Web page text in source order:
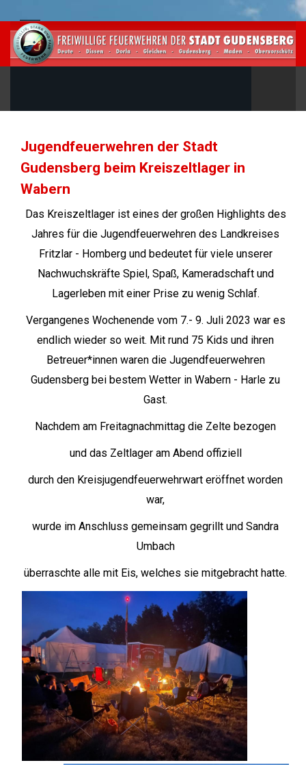
Jugendfeuerwehren der Stadt
Gudensberg beim Kreiszeltlager in
Wabern
Das Kreiszeltlager ist eines der großen Highlights des
Jahres für die Jugendfeuerwehren des Landkreises
Fritzlar - Homberg und bedeutet für viele unserer
Nachwuchskräfte Spiel, Spaß, Kameradschaft und
Lagerleben mit einer Prise zu wenig Schlaf.
Vergangenes Wochenende vom 7.- 9. Juli 2023 war es
endlich wieder so weit. Mit rund 75 Kids und ihren
Betreuer*innen waren die Jugendfeuerwehren
Gudensberg bei bestem Wetter in Wabern - Harle zu
Gast.
Nachdem am Freitagnachmittag die Zelte bezogen
und das Zeltlager am Abend offiziell
durch den Kreisjugendfeuerwehrwart eröffnet worden
war,
wurde im Anschluss gemeinsam gegrillt und Sandra
Umbach
überraschte alle mit Eis, welches sie mitgebracht hatte.